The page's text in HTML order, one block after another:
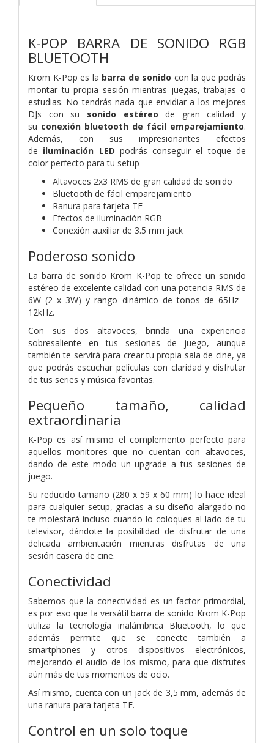
K-POP BARRA DE SONIDO RGB
BLUETOOTH
Krom K-Pop es la barra de sonido con la que podrás
montar tu propia sesión mientras juegas, trabajas o
estudias. No tendrás nada que envidiar a los mejores
DJs con su sonido estéreo de gran calidad y
su conexión bluetooth de fácil emparejamiento.
Además, con sus impresionantes efectos
de iluminación LED podrás conseguir el toque de
color perfecto para tu setup
Altavoces 2x3 RMS de gran calidad de sonido
Bluetooth de fácil emparejamiento
Ranura para tarjeta TF
Efectos de iluminación RGB
Conexión auxiliar de 3.5 mm jack
Poderoso sonido
La barra de sonido Krom K-Pop te ofrece un sonido
estéreo de excelente calidad con una potencia RMS de
6W (2 x 3W) y rango dinámico de tonos de 65Hz -
12kHz.
Con sus dos altavoces, brinda una experiencia
sobresaliente en tus sesiones de juego, aunque
también te servirá para crear tu propia sala de cine, ya
que podrás escuchar películas con claridad y disfrutar
de tus series y música favoritas.
Pequeño tamaño, calidad
extraordinaria
K-Pop es así mismo el complemento perfecto para
aquellos monitores que no cuentan con altavoces,
dando de este modo un upgrade a tus sesiones de
juego.
Su reducido tamaño (280 x 59 x 60 mm) lo hace ideal
para cualquier setup, gracias a su diseño alargado no
te molestará incluso cuando lo coloques al lado de tu
televisor, dándote la posibilidad de disfrutar de una
delicada ambientación mientras disfrutas de una
sesión casera de cine.
Conectividad
Sabemos que la conectividad es un factor primordial,
es por eso que la versátil barra de sonido Krom K-Pop
utiliza la tecnología inalámbrica Bluetooth, lo que
además permite que se conecte también a
smartphones y otros dispositivos electrónicos,
mejorando el audio de los mismo, para que disfrutes
aún más de tus momentos de ocio.
Así mismo, cuenta con un jack de 3,5 mm, además de
una ranura para tarjeta TF.
Control en un solo toque